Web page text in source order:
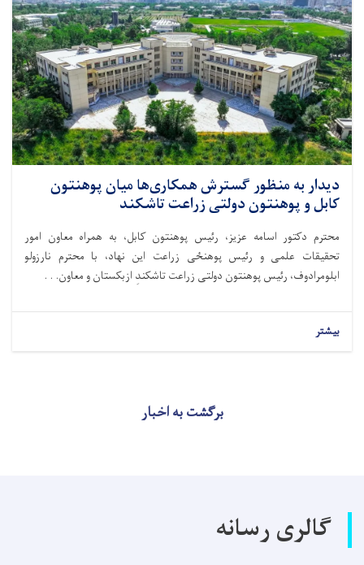
دیدار به منظور گسترش همکاری‌ها میان پوهنتون
کابل و پوهنتون دولتی زراعت تاشکند
محترم دکتور اسامه عزیز، رئیس پوهنتون کابل، به همراه معاون امور
تحقیقات علمی و رئیس پوهنځی زراعت این نهاد، با محترم نارزولو
ابلومرادوف، رئیس پوهنتون دولتی زراعت تاشکندِ ازبکستان و معاون. . .
بیشتر
برگشت به اخبار
گالری رسانه